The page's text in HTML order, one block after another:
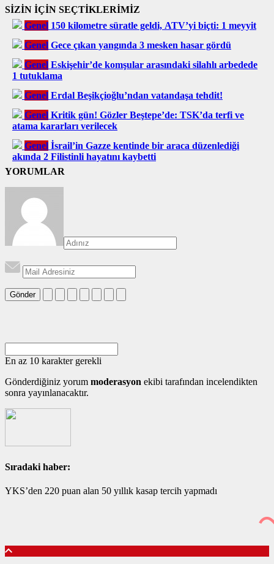
SİZİN İÇİN SEÇTİKLERİMİZ
Genel 150 kilometre süratle geldi, ATV’yi biçti: 1 meyyit
Genel Gece çıkan yangında 3 mesken hasar gördü
Genel Eskişehir’de komşular arasındaki silahlı arbedede
1 tutuklama
Genel Erdal Beşikçioğlu’ndan vatandaşa tehdit!
Genel Kritik gün! Gözler Beştepe’de: TSK’da terfi ve
atama kararları verilecek
Genel İsrail’in Gazze kentinde bir araca düzenlediği
akında 2 Filistinli hayatını kaybetti
YORUMLAR
Gönder
En az 10 karakter gerekli
Gönderdiğiniz yorum moderasyon ekibi tarafından incelendikten
sonra yayınlanacaktır.
Sıradaki haber:
YKS’den 220 puan alan 50 yıllık kasap tercih yapmadı